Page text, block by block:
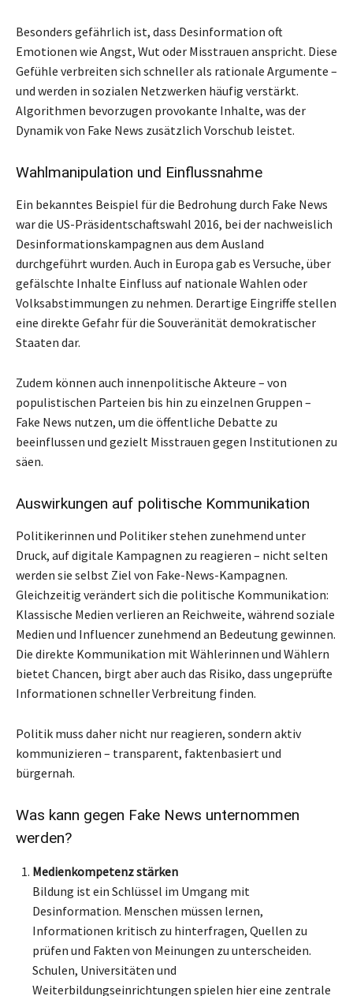
Besonders gefährlich ist, dass Desinformation oft
Emotionen wie Angst, Wut oder Misstrauen anspricht. Diese
Gefühle verbreiten sich schneller als rationale Argumente –
und werden in sozialen Netzwerken häufig verstärkt.
Algorithmen bevorzugen provokante Inhalte, was der
Dynamik von Fake News zusätzlich Vorschub leistet.
Wahlmanipulation und Einflussnahme
Ein bekanntes Beispiel für die Bedrohung durch Fake News
war die US-Präsidentschaftswahl 2016, bei der nachweislich
Desinformationskampagnen aus dem Ausland
durchgeführt wurden. Auch in Europa gab es Versuche, über
gefälschte Inhalte Einfluss auf nationale Wahlen oder
Volksabstimmungen zu nehmen. Derartige Eingriffe stellen
eine direkte Gefahr für die Souveränität demokratischer
Staaten dar.
Zudem können auch innenpolitische Akteure – von
populistischen Parteien bis hin zu einzelnen Gruppen –
Fake News nutzen, um die öffentliche Debatte zu
beeinflussen und gezielt Misstrauen gegen Institutionen zu
säen.
Auswirkungen auf politische Kommunikation
Politikerinnen und Politiker stehen zunehmend unter
Druck, auf digitale Kampagnen zu reagieren – nicht selten
werden sie selbst Ziel von Fake-News-Kampagnen.
Gleichzeitig verändert sich die politische Kommunikation:
Klassische Medien verlieren an Reichweite, während soziale
Medien und Influencer zunehmend an Bedeutung gewinnen.
Die direkte Kommunikation mit Wählerinnen und Wählern
bietet Chancen, birgt aber auch das Risiko, dass ungeprüfte
Informationen schneller Verbreitung finden.
Politik muss daher nicht nur reagieren, sondern aktiv
kommunizieren – transparent, faktenbasiert und
bürgernah.
Was kann gegen Fake News unternommen
werden?
Medienkompetenz stärken
Bildung ist ein Schlüssel im Umgang mit
Desinformation. Menschen müssen lernen,
Informationen kritisch zu hinterfragen, Quellen zu
prüfen und Fakten von Meinungen zu unterscheiden.
Schulen, Universitäten und
Weiterbildungseinrichtungen spielen hier eine zentrale